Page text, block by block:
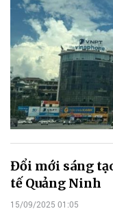
Đổi mới sáng
tế Quảng Ninh
15/09/2025 01:05